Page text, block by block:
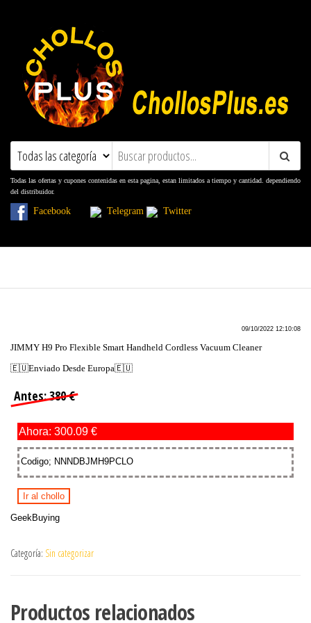
ChollosPlus.es
Ofertas, Promociones, Descuentos y
Todas las ofertas y cupones contenidas en esta pagina, estan limitados a tiempo y cantidad. dependiendo
del distribuidor.
Facebook Telegram Twitter
09/10/2022 12:10:08
JIMMY H9 Pro Flexible Smart Handheld Cordless Vacuum Cleaner
🇪🇺Enviado Desde Europa🇪🇺
Antes: 380 €
Ahora: 300.09 €
Codigo; NNNDBJMH9PCLO
Ir al chollo
GeekBuying
Categoría: Sin categorizar
Productos relacionados